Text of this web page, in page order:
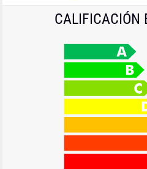
CALIFICACIÓN